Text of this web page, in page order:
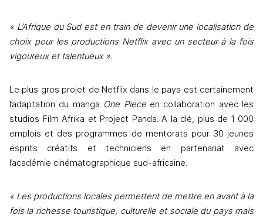
« L’Afrique du Sud est en train de devenir une localisation de
choix pour les productions Netflix avec un secteur à la fois
vigoureux et talentueux ».
Le plus gros projet de Netflix dans le pays est certainement
l’adaptation du manga One Piece en collaboration avec les
studios Film Afrika et Project Panda. A la clé, plus de 1 000
emplois et des programmes de mentorats pour 30 jeunes
esprits créatifs et techniciens en partenariat avec
l’académie cinématographique sud-africaine.
« Les productions locales permettent de mettre en avant à la
fois la richesse touristique, culturelle et sociale du pays mais